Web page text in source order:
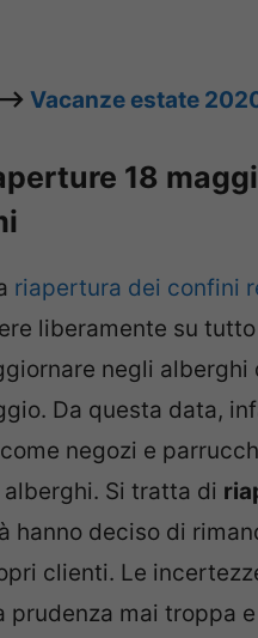
Vacanze estate
18
riapertura dei confini
liberamente su
negli
Da questa data,
negozi e
Si tratta di
hanno deciso di
clienti. Le
prudenza mai troppa